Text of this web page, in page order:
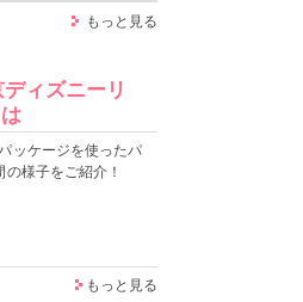
もっと見る
ィズニーリ
ッケージを使ったパ
様子をご紹介！
もっと見る